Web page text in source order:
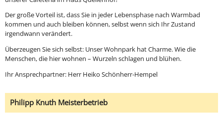
Der große Vorteil ist, dass Sie in jeder Lebensphase nach Warmbad
kommen und auch bleiben können, selbst wenn sich Ihr Zustand
irgendwann verändert.
Überzeugen Sie sich selbst: Unser Wohnpark hat Charme. Wie die
Menschen, die hier wohnen – Wurzeln schlagen und blühen.
Ihr Ansprechpartner: Herr Heiko Schönherr-Hempel
Philipp Knuth Meisterbetrieb